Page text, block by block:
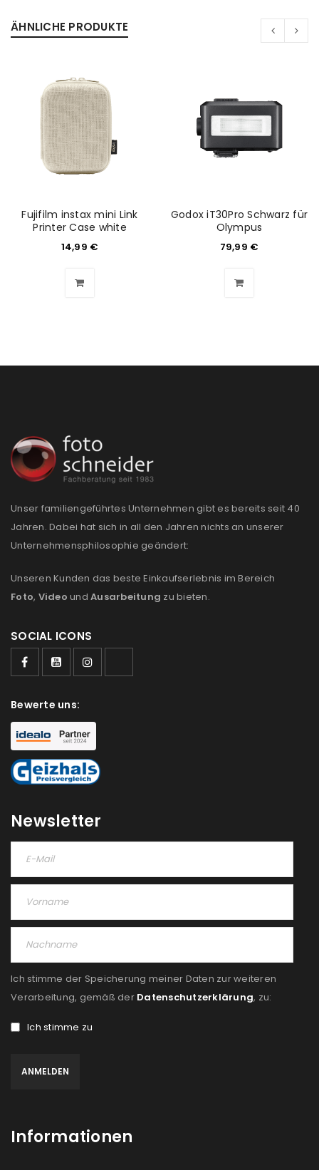
E-Mail-Adresse *
Ein Link zum Erstellen eines neuen Passworts wird an
NEWSLETTER ABONNIEREN
Please select all the ways you would like to hear from
ÄHNLICHE PRODUKTE
Fujifilm instax mini Link
Printer Case white
14,99 €
Godox iT30Pro Schwarz für
Olympus
79,99 €
Unser familiengeführtes Unternehmen gibt es bereits seit 40
Jahren. Dabei hat sich in all den Jahren nichts an unserer
Unternehmensphilosophie geändert:
Unseren Kunden das beste Einkaufserlebnis im Bereich
Foto, Video und Ausarbeitung zu bieten.
SOCIAL ICONS
Bewerte uns:
Newsletter
Ich stimme der Speicherung meiner Daten zur weiteren
Verarbeitung, gemäß der Datenschutzerklärung, zu:
Ich stimme zu
Informationen